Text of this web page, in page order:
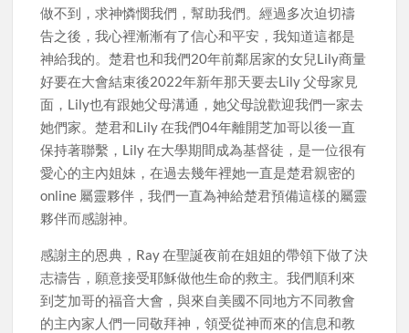
做不到，求神憐憫我們，幫助我們。經過多次迫切禱
告之後，我心裡漸漸有了信心和平安，我知道這都是
神給我的。楚君也和我們20年前鄰居家的女兒Lily商量
好要在大會結束後2022年新年那天要去Lily 父母家見
面，Lily也有跟她父母溝通，她父母說歡迎我們一家去
她們家。楚君和Lily 在我們04年離開芝加哥以後一直
保持著聯繫，Lily 在大學期間成為基督徒，是一位很有
愛心的主內姐妹，在過去幾年裡她一直是楚君親密的
online 屬靈夥伴，我們一直為神給楚君預備這樣的屬靈
夥伴而感謝神。
感謝主的恩典，Ray 在聖誕夜前在姐姐的帶領下做了決
志禱告，願意接受耶穌做他生命的救主。我們順利來
到芝加哥的福音大會，與來自美國不同地方不同教會
的主內家人們一同敬拜神，領受從神而來的信息和教